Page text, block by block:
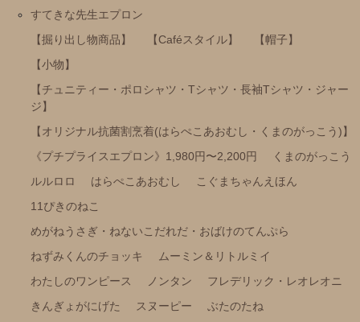
ハムスたんてい
サンリオ
すみっコぐらし
mofusand
ちいかわ
ポケピース
きかんしゃトーマス
くらはしれいイラストシリーズ
りんごかもしれない
こびとづかん
モンチッチ
【その他商品】
すてきな先生エプロン
【掘り出し物商品】
【Caféスタイル】
【帽子】
【小物】
【チュニティー・ポロシャツ・Tシャツ・長袖Tシャツ・ジャー
ジ】
【オリジナル抗菌割烹着(はらぺこあおむし・くまのがっこう)】
《プチプライスエプロン》1,980円〜2,200円
くまのがっこう
ルルロロ
はらぺこあおむし
こぐまちゃんえほん
11ぴきのねこ
めがねうさぎ・ねないこだれだ・おばけのてんぷら
ねずみくんのチョッキ
ムーミン＆リトルミイ
わたしのワンピース
ノンタン
フレデリック・レオレオニ
きんぎょがにげた
スヌーピー
ぶたのたね